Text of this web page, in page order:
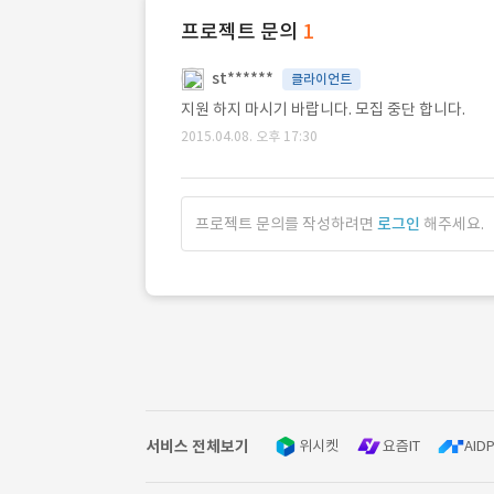
프로젝트 문의 1
st****** 클라이언트
지원 하지 마시기 바랍니다. 모집 중단 합니다.
2015.04.08. 오후 17:30
프로젝트 문의를 작성하려면 로그인 해주세요.
서비스 전체보기 위시켓 요즘IT